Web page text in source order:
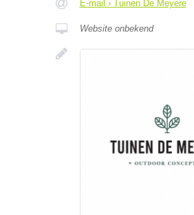
E-mail › Tuinen De Meyere
Website onbekend